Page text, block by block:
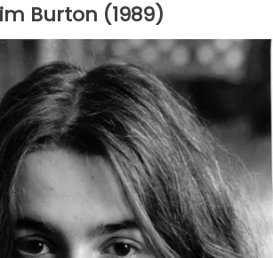
Burton (1989)